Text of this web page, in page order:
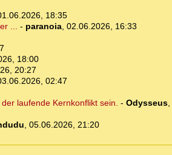
18:35
... - paranoia, 02.06.2026, 16:33
18:00
20:27
02:47
laufende Kernkonflikt sein. - Odysseus,
, 05.06.2026, 21:20